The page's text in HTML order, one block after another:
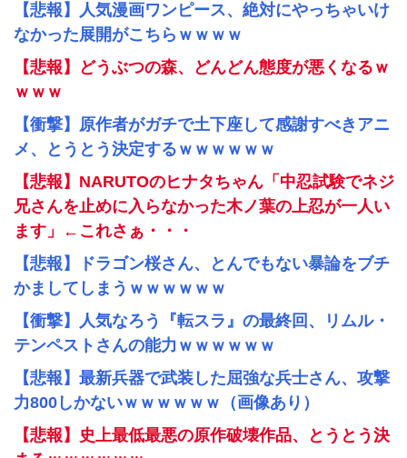
【悲報】人気漫画ワンピース、絶対にやっちゃいけ
なかった展開がこちらｗｗｗｗ
【悲報】どうぶつの森、どんどん態度が悪くなるｗ
ｗｗｗ
【衝撃】原作者がガチで土下座して感謝すべきアニ
メ、とうとう決定するｗｗｗｗｗｗ
【悲報】NARUTOのヒナタちゃん「中忍試験でネジ
兄さんを止めに入らなかった木ノ葉の上忍が一人い
ます」←これさぁ・・・
【悲報】ドラゴン桜さん、とんでもない暴論をブチ
かましてしまうｗｗｗｗｗｗ
【衝撃】人気なろう『転スラ』の最終回、リムル・
テンペストさんの能力ｗｗｗｗｗｗ
【悲報】最新兵器で武装した屈強な兵士さん、攻撃
力800しかないｗｗｗｗｗｗ（画像あり）
【悲報】史上最低最悪の原作破壊作品、とうとう決